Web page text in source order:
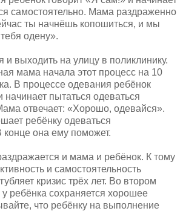
самостоятельно. Мама раздраженно
ты начнёшь копошиться, и мы
одену».
и выходить на улицу в поликлинику.
мама начала этот процесс на 10
В процессе одевания ребёнок
начинает пытаться одеваться
отвечает: «Хорошо, одевайся».
ребёнку одеваться
конце она ему поможет.
и мама и ребёнок. К тому
и самостоятельность
кризис трёх лет. Во втором
ребёнка сохраняется хорошее
что ребёнку на выполнение